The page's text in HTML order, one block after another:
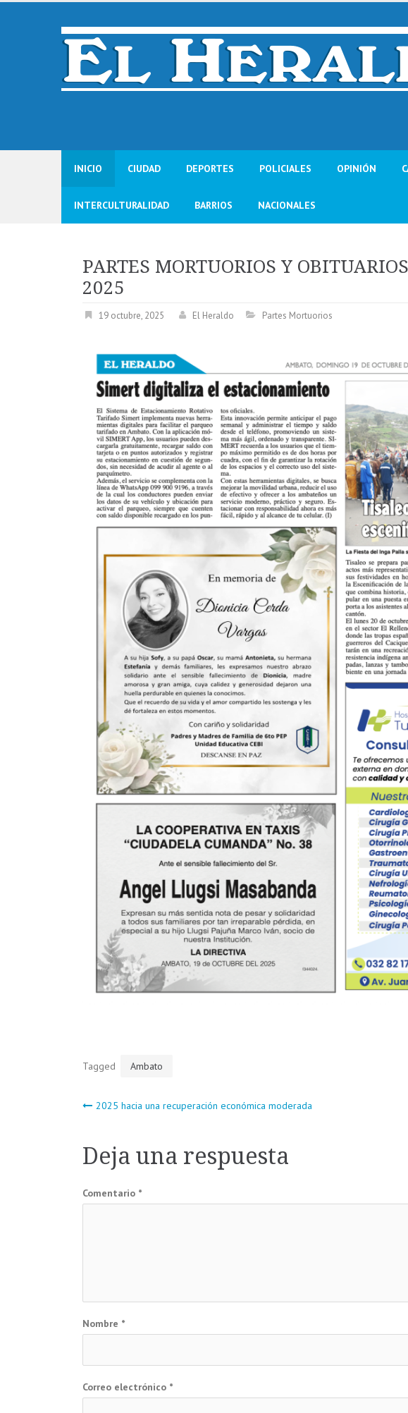
Skip
INICIO CIUDAD DEPORTES POLICIALES OPINIÓN
INTERCULTURALIDAD BARRIOS NACIONALES
PARTES MORTUORIOS Y
2025
19 octubre, 2025 El Heraldo Partes Mortuorios
Tagged Ambato
Navegación
de
entradas
2025 hacia una recuperación económica moderada
Deja una respuesta
Comentario *
Nombre *
Correo electrónico *